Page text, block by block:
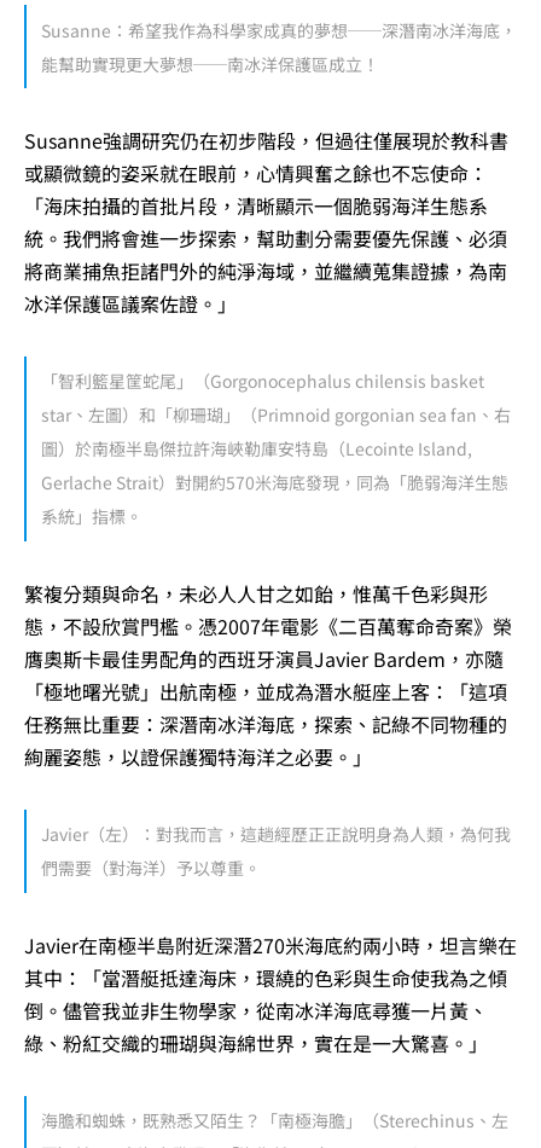
Susanne：希望我作為科學家成真的夢想──深潛南冰洋海底，
能幫助實現更大夢想──南冰洋保護區成立！
Susanne強調研究仍在初步階段，但過往僅展現於教科書
或顯微鏡的姿采就在眼前，心情興奮之餘也不忘使命：
「海床拍攝的首批片段，清晰顯示一個脆弱海洋生態系
統。我們將會進一步探索，幫助劃分需要優先保護、必須
將商業捕魚拒諸門外的純淨海域，並繼續蒐集證據，為南
冰洋保護區議案佐證。」
「智利籃星筐蛇尾」（Gorgonocephalus chilensis basket
star、左圖）和「柳珊瑚」（Primnoid gorgonian sea fan、右
圖）於南極半島傑拉許海峽勒庫安特島（Lecointe Island,
Gerlache Strait）對開約570米海底發現，同為「脆弱海洋生態
系統」指標。
繁複分類與命名，未必人人甘之如飴，惟萬千色彩與形
態，不設欣賞門檻。憑2007年電影《二百萬奪命奇案》榮
膺奧斯卡最佳男配角的西班牙演員Javier Bardem，亦隨
「極地曙光號」出航南極，並成為潛水艇座上客：「這項
任務無比重要：深潛南冰洋海底，探索、記綠不同物種的
絢麗姿態，以證保護獨特海洋之必要。」
Javier（左）：對我而言，這趟經歷正正說明身為人類，為何我
們需要（對海洋）予以尊重。
Javier在南極半島附近深潛270米海底約兩小時，坦言樂在
其中：「當潛艇抵達海床，環繞的色彩與生命使我為之傾
倒。儘管我並非生物學家，從南冰洋海底尋獲一片黃、
綠、粉紅交織的珊瑚與海綿世界，實在是一大驚喜。」
海膽和蜘蛛，既熟悉又陌生？「南極海膽」（Sterechinus、左